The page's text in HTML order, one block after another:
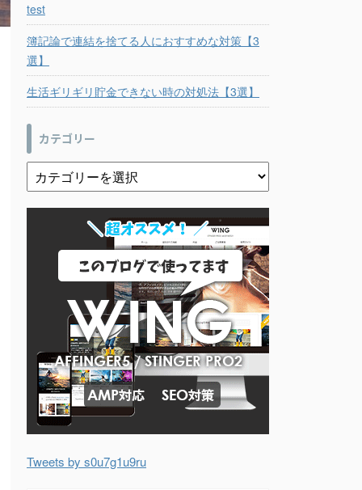
test
簿記論で連結を捨てる人におすすめな対策【3
選】
生活ギリギリ貯金できない時の対処法【3選】
カテゴリー
Tweets by s0u7g1u9ru